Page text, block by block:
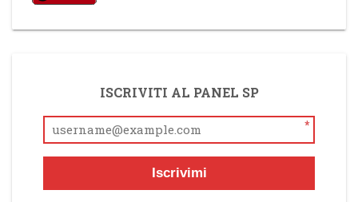
ISCRIVITI AL PANEL SP
*
Iscrivimi